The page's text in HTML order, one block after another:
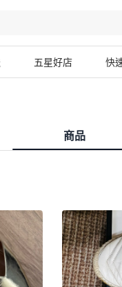
五星好店 快
商品